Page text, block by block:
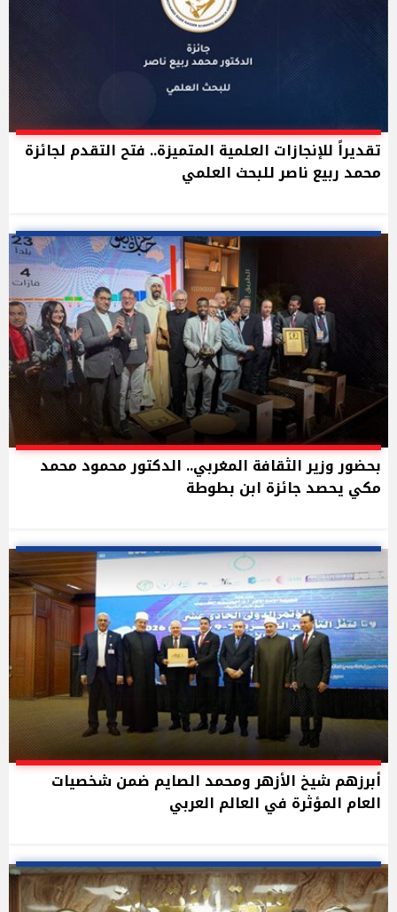
تقديراً للإنجازات العلمية المتميزة.. فتح التقدم لجائزة
محمد ربيع ناصر للبحث العلمي
بحضور وزير الثقافة المغربي.. الدكتور محمود محمد
مكي يحصد جائزة ابن بطوطة
أبرزهم شيخ الأزهر ومحمد الصايم ضمن شخصيات
العام المؤثرة في العالم العربي